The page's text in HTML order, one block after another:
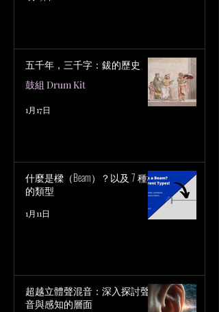
五千年，三千字：鈸的歷史
鼓組 Drum Kit
1月17日
什麼是樑（Beam）？以及 7 種樑
的類型
1月11日
超越立體聲混音：深入探討聲
音與感知的層面